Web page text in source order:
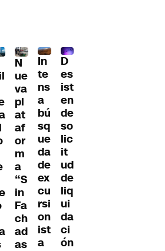
N
ue
va
pl
at
af
or
m
a
“S
in
Fa
ch
ad
as
In
te
ns
a
bú
sq
ue
da
de
ex
cu
rsi
on
ist
a
D
es
ist
en
de
so
lic
it
ud
de
liq
ui
da
ci
ón